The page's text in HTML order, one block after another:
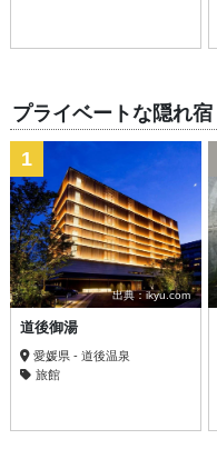
プライベートな隠れ宿
出典：ikyu.com
1
道後御湯
愛媛県 - 道後温泉
旅館